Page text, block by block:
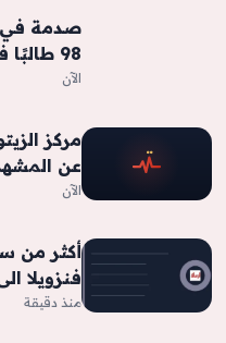
صدمة في
98 طالبًا فقط من أصل 413
الآن
مركز
عن
العدوان
الآن
أكثر من
فنزويلا
منذ دقيقة